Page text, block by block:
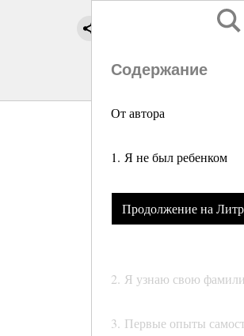
Содержание
От автора
1. Я не был ребенком
Продолжение на
2. Я узнаю свою
3. Первые опыты